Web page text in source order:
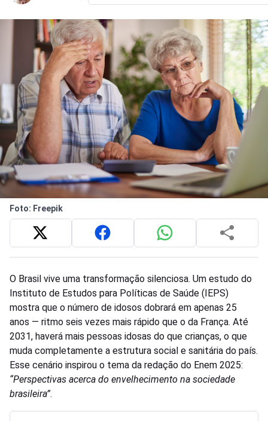
Foto: Freepik
O Brasil vive uma transformação silenciosa. Um estudo do
Instituto de Estudos para Políticas de Saúde (IEPS)
mostra que o número de idosos dobrará em apenas 25
anos — ritmo seis vezes mais rápido que o da França. Até
2031, haverá mais pessoas idosas do que crianças, o que
muda completamente a estrutura social e sanitária do país.
Esse cenário inspirou o tema da redação do Enem 2025:
“Perspectivas acerca do envelhecimento na sociedade
brasileira”.